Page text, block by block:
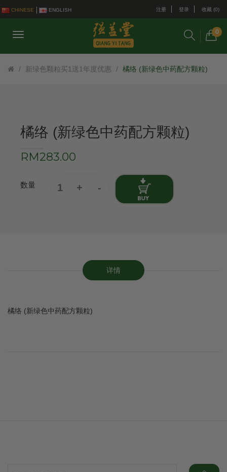
CHINESE ENGLISH 注册 登录 收藏 (0)
0
新绿色颗粒买1送1年度优惠 橘络 (新绿色中药配方颗粒)
橘络 (新绿色中药配方颗粒)
RM283.00
数量
详情
橘络 (新绿色中药配方颗粒)